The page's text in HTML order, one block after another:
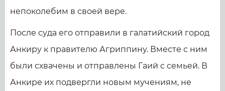
непоколебим в своей вере.
После суда его отправили в галатийский город
Анкиру к правителю Агриппину. Вместе с ним
были схвачены и отправлены Гаий с семьей. В
Анкире их подвергли новым мучениям, не